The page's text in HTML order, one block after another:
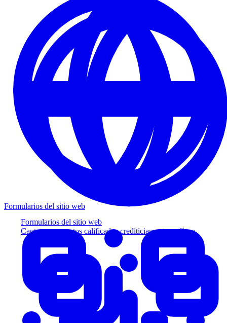
Formularios del sitio web
Capture prospectos calificados crediticiamente en línea
Formularios del sitio web